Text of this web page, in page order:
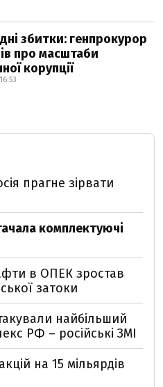
збитки: генпрокурор
про масштаби
корупції
прагне зірвати
комплектуючі
в ОПЕК зростав
затоки
найбільший
РФ – російські ЗМІ
на 15 мільярдів